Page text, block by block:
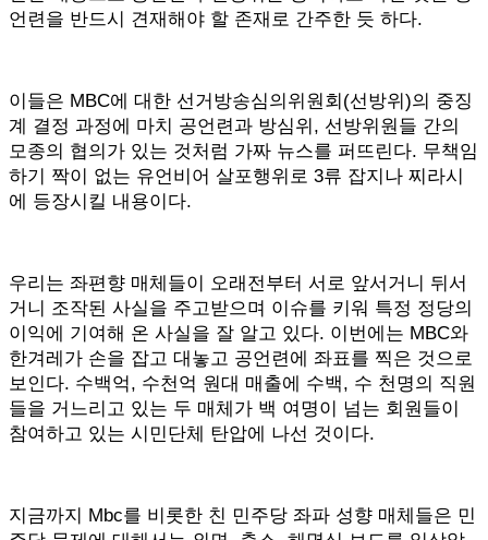
언련을 반드시 견재해야 할 존재로 간주한 듯 하다.
이들은 MBC에 대한 선거방송심의위원회(선방위)의 중징
계 결정 과정에 마치 공언련과 방심위, 선방위원들 간의
모종의 협의가 있는 것처럼 가짜 뉴스를 퍼뜨린다. 무책임
하기 짝이 없는 유언비어 살포행위로 3류 잡지나 찌라시
에 등장시킬 내용이다.
우리는 좌편향 매체들이 오래전부터 서로 앞서거니 뒤서
거니 조작된 사실을 주고받으며 이슈를 키워 특정 정당의
이익에 기여해 온 사실을 잘 알고 있다. 이번에는 MBC와
한겨레가 손을 잡고 대놓고 공언련에 좌표를 찍은 것으로
보인다. 수백억, 수천억 원대 매출에 수백, 수 천명의 직원
들을 거느리고 있는 두 매체가 백 여명이 넘는 회원들이
참여하고 있는 시민단체 탄압에 나선 것이다.
지금까지 Mbc를 비롯한 친 민주당 좌파 성향 매체들은 민